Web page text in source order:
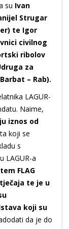
su Ivan
Strugar
te Igor
civilnog
ribolov
za
– Rab).
LAGUR-
Naime,
iznos od
koji se
s
LAGUR-a
FLAG
te je u
koji su
da je do